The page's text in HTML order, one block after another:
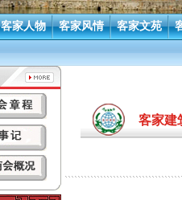
客家人物 客家风情 客家文苑
客家建